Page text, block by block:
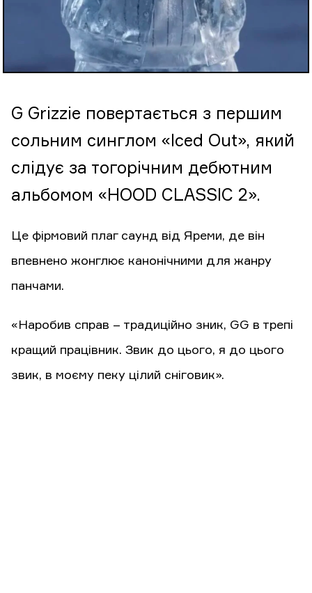
G Grizzie повертається з першим
сольним синглом «Iced Out», який
слідує за тогорічним дебютним
альбомом «HOOD CLASSIC 2».
Це фірмовий плаг саунд від Яреми, де він
впевнено жонглює канонічними для жанру
панчами.
«Наробив справ – традиційно зник, GG в трепі
кращий працівник. Звик до цього, я до цього
звик, в моєму пеку цілий сніговик».